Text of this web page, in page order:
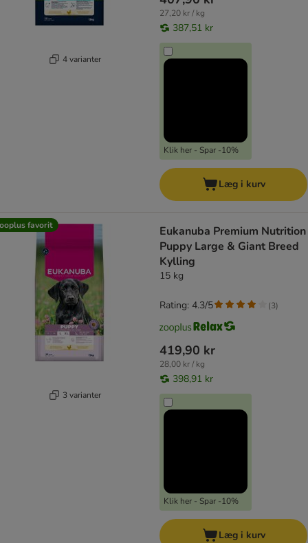
4 varianter
27,20 kr / kg
387,51 kr
Klik her - Spar -10%
Læg i kurv
favorit
3 varianter
Eukanuba Premium Nutrition
Puppy Large & Giant Breed
Kylling
15 kg
419,90 kr
28,00 kr / kg
398,91 kr
Klik her - Spar -10%
Rating: 4.3/5 (3)
Læg i kurv